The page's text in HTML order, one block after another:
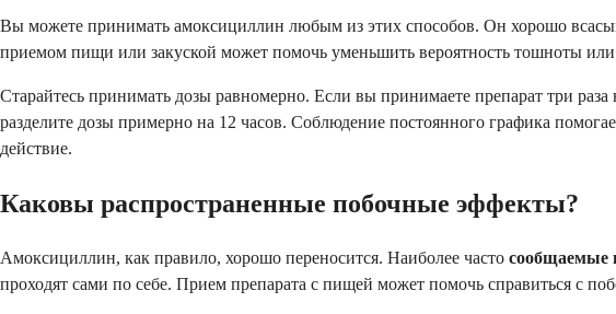
Вы можете принимать амоксициллин любым из этих способов. Он хорошо
приемом пищи или закуской может помочь уменьшить вероятность тошноты
Старайтесь принимать дозы равномерно. Если вы принимаете препарат три
разделите дозы примерно на 12 часов. Соблюдение постоянного графика
действие.
Каковы распространенные побочные эффекты?
Амоксициллин, как правило, хорошо переносится. Наиболее часто сообщаемые
проходят сами по себе. Прием препарата с пищей может помочь справиться с